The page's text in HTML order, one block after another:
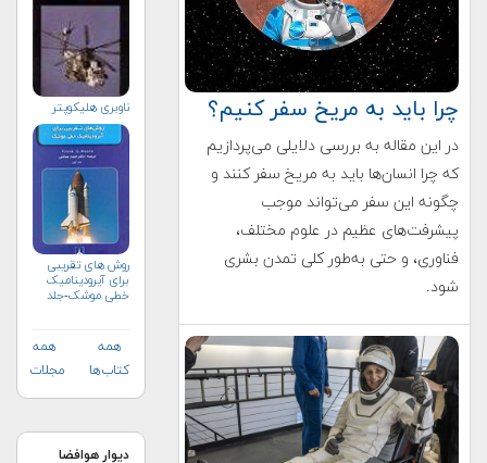
چرا باید به مریخ سفر کنیم؟
در این مقاله به بررسی دلایلی می‌پردازیم
که چرا انسان‌ها باید به مریخ سفر کنند و
چگونه این سفر می‌تواند موجب
پیشرفت‌های عظیم در علوم مختلف،
فناوری، و حتی به‌طور کلی تمدن بشری
شود.
ناوبری هلیكوپتر
روش های تقریبی
برای آیرودینامیک
خطی موشک-جلد
همه
کتاب‌ها
همه
مجلات
دیوار هوافضا